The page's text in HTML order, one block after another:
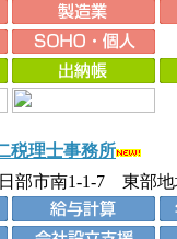
税理士事務所
部市南1-1-7 東部